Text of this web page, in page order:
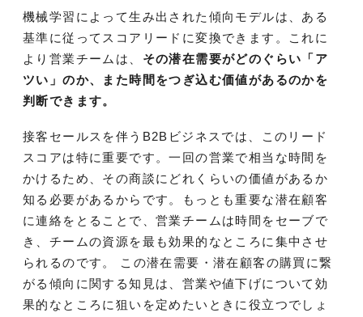
機械学習によって生み出された傾向モデルは、ある
基準に従ってスコアリードに変換できます。これに
より営業チームは、 その潜在需要がどのぐらい「ア
ツい」のか、また時間をつぎ込む価値があるのかを
判断できます。
接客セールスを伴うB2Bビジネスでは、このリード
スコアは特に重要です。一回の営業で相当な時間を
かけるため、その商談にどれくらいの価値があるか
知る必要があるからです。もっとも重要な潜在顧客
に連絡をとることで、営業チームは時間をセーブで
き、チームの資源を最も効果的なところに集中させ
られるのです。 この潜在需要・潜在顧客の購買に繋
がる傾向に関する知見は、営業や値下げについて効
果的なところに狙いを定めたいときに役立つでしょ